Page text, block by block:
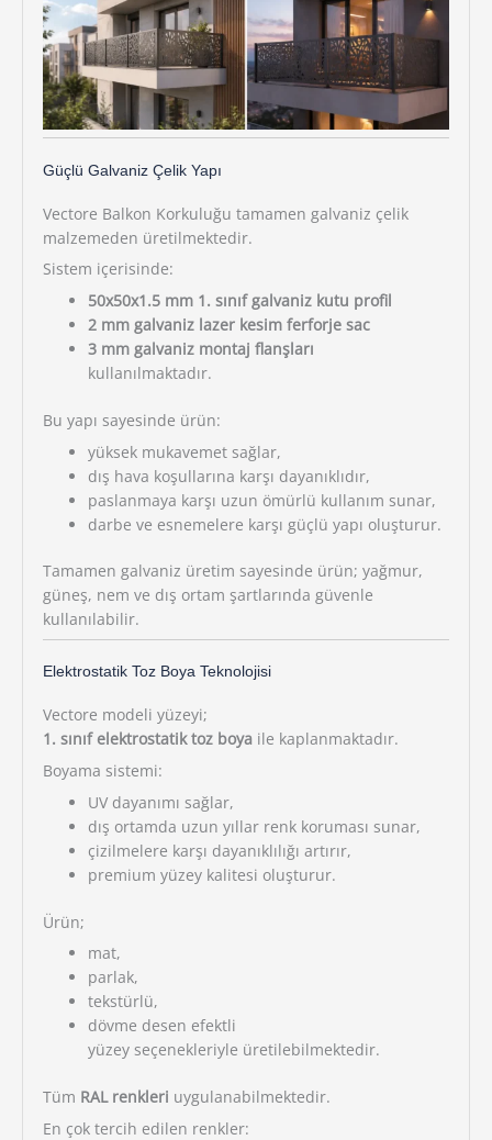
Güçlü Galvaniz Çelik Yapı
Vectore Balkon Korkuluğu tamamen galvaniz çelik
malzemeden üretilmektedir.
Sistem içerisinde:
50x50x1.5 mm 1. sınıf galvaniz kutu profil
2 mm galvaniz lazer kesim ferforje sac
3 mm galvaniz montaj flanşları
kullanılmaktadır.
Bu yapı sayesinde ürün:
yüksek mukavemet sağlar,
dış hava koşullarına karşı dayanıklıdır,
paslanmaya karşı uzun ömürlü kullanım sunar,
darbe ve esnemelere karşı güçlü yapı oluşturur.
Tamamen galvaniz üretim sayesinde ürün; yağmur,
güneş, nem ve dış ortam şartlarında güvenle
kullanılabilir.
Elektrostatik Toz Boya Teknolojisi
Vectore modeli yüzeyi;
1. sınıf elektrostatik toz boyaile kaplanmaktadır.
Boyama sistemi:
UV dayanımı sağlar,
dış ortamda uzun yıllar renk koruması sunar,
çizilmelere karşı dayanıklılığı artırır,
premium yüzey kalitesi oluşturur.
Ürün;
mat,
parlak,
tekstürlü,
dövme desen efektli
yüzey seçenekleriyle üretilebilmektedir.
Tüm RAL renkleri uygulanabilmektedir.
En çok tercih edilen renkler: